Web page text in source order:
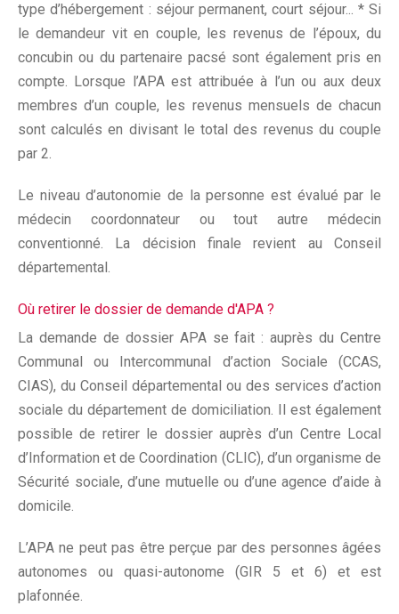
type d’hébergement : séjour permanent, court séjour... * Si
le demandeur vit en couple, les revenus de l’époux, du
concubin ou du partenaire pacsé sont également pris en
compte. Lorsque l’APA est attribuée à l’un ou aux deux
membres d’un couple, les revenus mensuels de chacun
sont calculés en divisant le total des revenus du couple
par 2.
Le niveau d’autonomie de la personne est évalué par le
médecin coordonnateur ou tout autre médecin
conventionné. La décision finale revient au Conseil
départemental.
Où retirer le dossier de demande d'APA ?
La demande de dossier APA se fait : auprès du Centre
Communal ou Intercommunal d’action Sociale (CCAS,
CIAS), du Conseil départemental ou des services d’action
sociale du département de domiciliation. Il est également
possible de retirer le dossier auprès d’un Centre Local
d’Information et de Coordination (CLIC), d’un organisme de
Sécurité sociale, d’une mutuelle ou d’une agence d’aide à
domicile.
L’APA ne peut pas être perçue par des personnes âgées
autonomes ou quasi-autonome (GIR 5 et 6) et est
plafonnée.